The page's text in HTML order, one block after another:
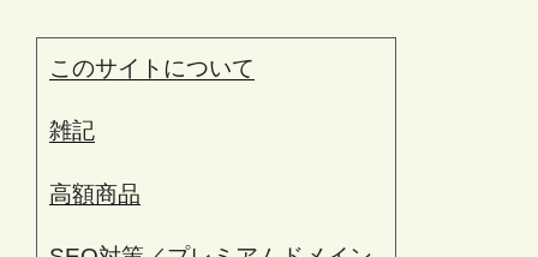
このサイトについて
雑記
高額商品